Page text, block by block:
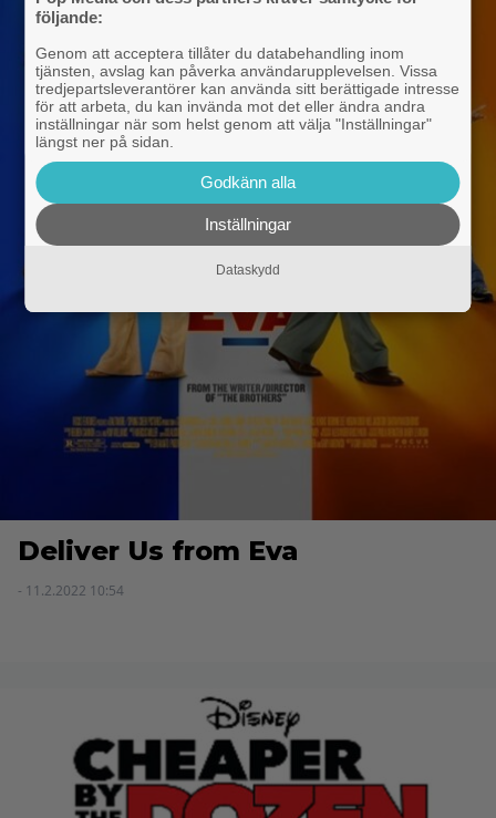
Deliver Us from Eva
- 11.2.2022 10:54
följande:
Genom att acceptera tillåter du databehandling inom
tjänsten, avslag kan påverka användarupplevelsen. Vissa
tredjepartsleverantörer kan använda sitt berättigade intresse
för att arbeta, du kan invända mot det eller ändra andra
inställningar när som helst genom att välja "Inställningar"
längst ner på sidan.
Godkänn alla
Inställningar
Dataskydd